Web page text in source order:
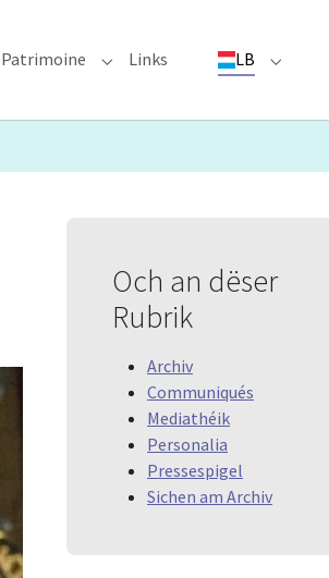
for "Evenementer"
Patrimoine Submenu for "Patrimoine"
Links LB
Och an dëser
Rubrik
Archiv
Communiqués
Mediathéik
Personalia
Pressespigel
Sichen am Archiv